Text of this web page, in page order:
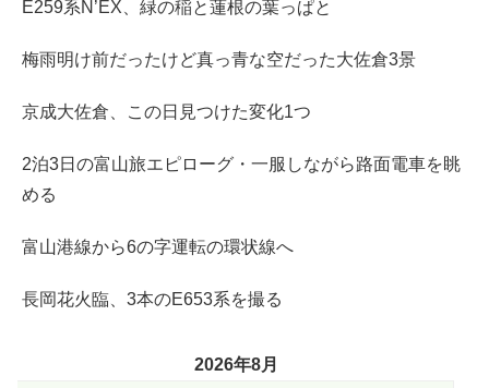
E259系N’EX、緑の稲と蓮根の葉っぱと
梅雨明け前だったけど真っ青な空だった大佐倉3景
京成大佐倉、この日見つけた変化1つ
2泊3日の富山旅エピローグ・一服しながら路面電車を眺
める
富山港線から6の字運転の環状線へ
長岡花火臨、3本のE653系を撮る
2026年8月